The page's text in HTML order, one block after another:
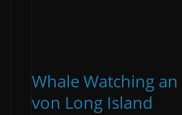
Whale Watching
von Long Island